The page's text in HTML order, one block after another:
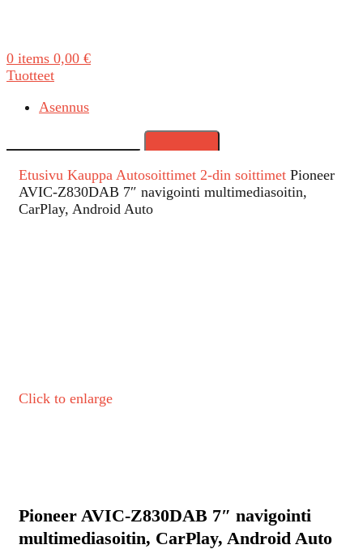
0 items 0,00 €
Tuotteet
Asennus
Etusivu Kauppa Autosoittimet 2-din soittimet Pioneer
AVIC-Z830DAB 7″ navigointi multimediasoitin,
CarPlay, Android Auto
Click to enlarge
Pioneer AVIC-Z830DAB 7″ navigointi
multimediasoitin, CarPlay, Android Auto